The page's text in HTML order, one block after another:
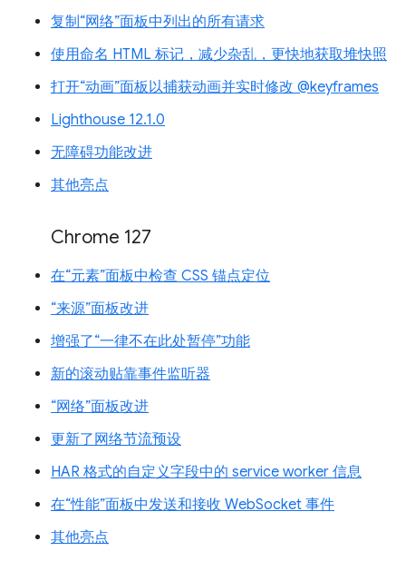
复制“网络”面板中列出的所有请求
使用命名 HTML 标记，减少杂乱，更快地获取堆快照
打开“动画”面板以捕获动画并实时修改 @keyframes
Lighthouse 12.1.0
无障碍功能改进
其他亮点
Chrome 127
在“元素”面板中检查 CSS 锚点定位
“来源”面板改进
增强了“一律不在此处暂停”功能
新的滚动贴靠事件监听器
“网络”面板改进
更新了网络节流预设
HAR 格式的自定义字段中的 service worker 信息
在“性能”面板中发送和接收 WebSocket 事件
其他亮点